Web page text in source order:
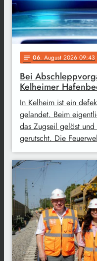
notes 06. August 2026 09:43
Bei
Kelheimer
In Kelheim ist ein
gelandet. Beim
das Zugseil gelöst und
gerutscht. Die